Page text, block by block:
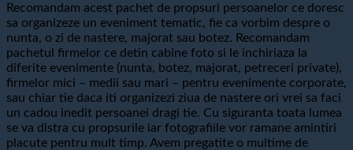
Recomandam acest pachet de propsuri persoanelor ce doresc
sa organizeze un eveniment tematic, fie ca vorbim despre o
nunta, o zi de nastere, majorat sau botez. Recomandam
pachetul firmelor ce detin cabine foto si le inchiriaza la
diferite evenimente (nunta, botez, majorat, petreceri private),
firmelor mici – medii sau mari – pentru evenimente corporate,
sau chiar tie daca iti organizezi ziua de nastere ori vrei sa faci
un cadou inedit persoanei dragi tie. Cu siguranta toata lumea
se va distra cu propsurile iar fotografiile vor ramane amintiri
placute pentru mult timp. Avem pregatite o multime de